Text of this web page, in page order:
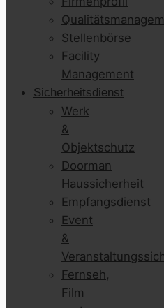
Stellenbörse
Facility
Management
Sicherheitsdienst
Werk
&
Objektschutz
Doorman
Haussicherheit
Empfangsdienst
Event
&
Fernseh,
Film